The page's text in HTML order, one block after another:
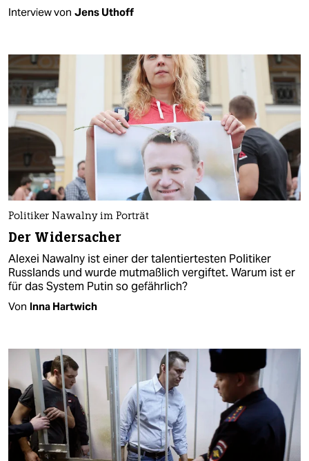
Interview von Jens Uthoff
Politiker Nawalny im Porträt
Der Widersacher
Alexei Nawalny ist einer der talentiertesten Politiker
Russlands und wurde mutmaßlich vergiftet. Warum ist er
für das System Putin so gefährlich?
Von Inna Hartwich